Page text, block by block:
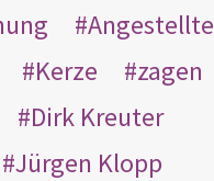
Angestellte
Kerze
zagen
Dirk Kreuter
Jürgen Klopp